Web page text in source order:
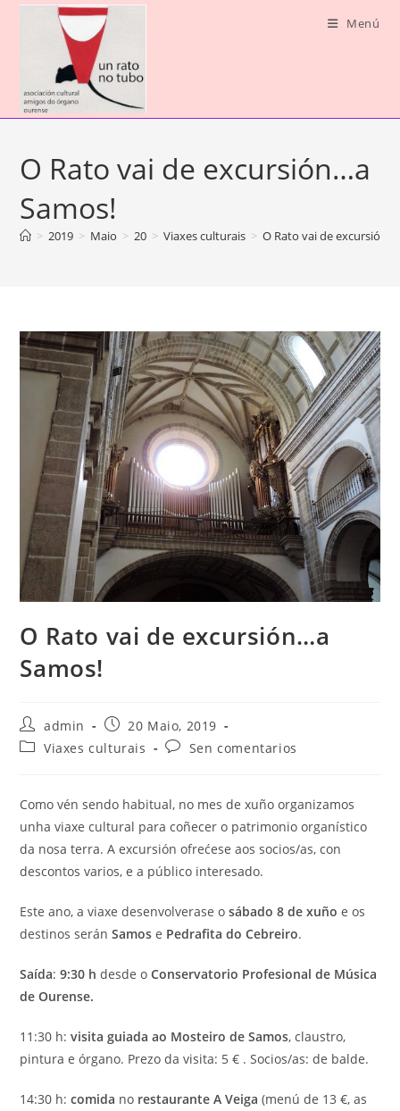
Saltar
Menú
O Rato vai de excursión…a
Samos!
> 2019 > Maio > 20 > Viaxes culturais > O Rato vai de
O Rato vai de excursión…a
Samos!
Autor
da
entrada:
admin
Publicación
da
entrada:
20 Maio, 2019
Categoría
Viaxes culturais
Comentarios
Sen comentarios
Como vén sendo habitual, no mes de xuño organizamos
unha viaxe cultural para coñecer o patrimonio organístico
da nosa terra. A excursión ofrećese aos socios/as, con
descontos varios, e a público interesado.
Este ano, a viaxe desenvolverase osábado 8 de xuño e os
destinos seránSamos e Pedrafita do Cebreiro.
Saída: 9:30 h desde oConservatorio Profesional de Música
de Ourense.
11:30 h: visita guiada ao Mosteiro de Samos, claustro,
pintura e órgano. Prezo da visita: 5 € . Socios/as: de balde.
14:30 h: comida no restaurante A Veiga (menú de 13 €, as